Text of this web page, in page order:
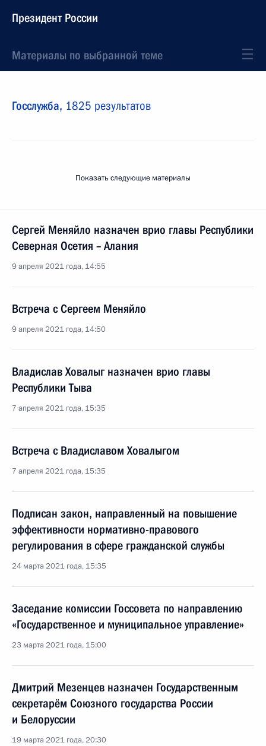
Президент России
Материалы по выбранной теме
Госслужба, 1825 результатов
Показать следующие материалы
Сергей Меняйло назначен врио главы Республики
Северная Осетия – Алания
9 апреля 2021 года, 14:55
Встреча с Сергеем Меняйло
9 апреля 2021 года, 14:50
Владислав Ховалыг назначен врио главы
Республики Тыва
7 апреля 2021 года, 15:35
Встреча с Владиславом Ховалыгом
7 апреля 2021 года, 15:35
Подписан закон, направленный на повышение
эффективности нормативно-правового
регулирования в сфере гражданской службы
24 марта 2021 года, 15:35
Заседание комиссии Госсовета по направлению
«Государственное и муниципальное управление»
23 марта 2021 года, 15:00
Дмитрий Мезенцев назначен Государственным
секретарём Союзного государства России
и Белоруссии
19 марта 2021 года, 20:30